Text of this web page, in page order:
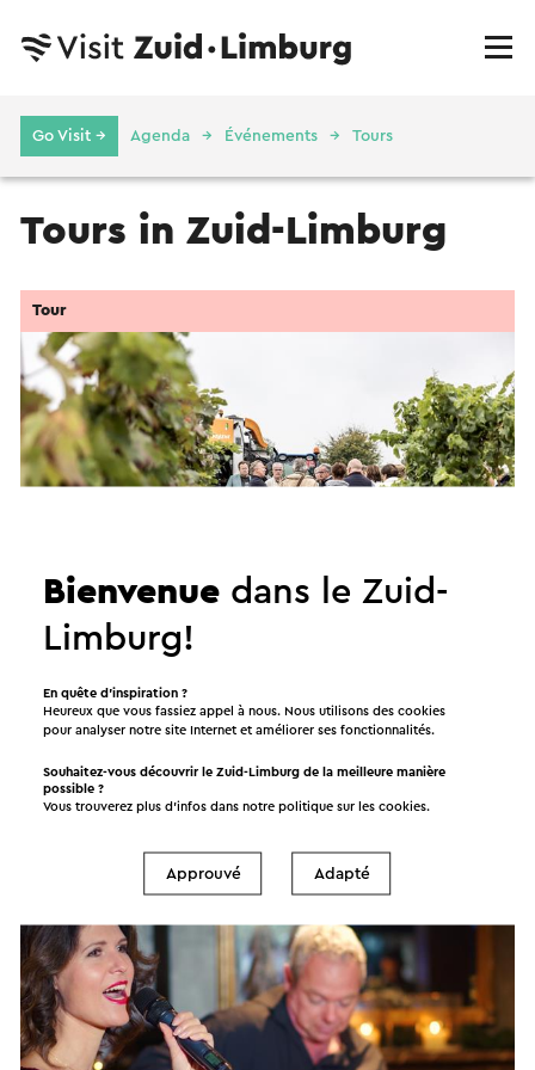
Go Visit → Agenda Événements Tours
Tours in Zuid-Limburg
Tour
26-9-2026
Bienvenue dans le Zuid-
Limburg!
En quête d’inspiration ?
Heureux que vous fassiez appel à nous. Nous utilisons des cookies
pour analyser notre site Internet et améliorer ses fonctionnalités.
Souhaitez-vous découvrir le Zuid-Limburg de la meilleure manière
possible ?
Vous trouverez plus d’infos dans notre politique sur lescookies
Approuvé Adapté